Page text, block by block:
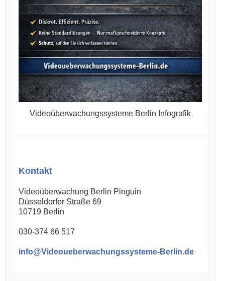
Videoüberwachungssysteme Berlin Infografik
Kontakt
Videoüberwachung Berlin Pinguin
Düsseldorfer Straße 69
10719 Berlin
030-374 66 517
info@Videoueberwachungssysteme-Berlin.de